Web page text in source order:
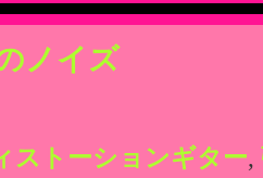
ノイズ
ストーションギター,